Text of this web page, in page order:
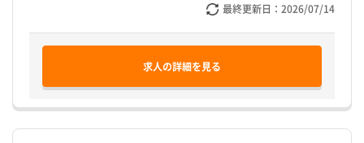
最終更新日： 2026/07/14
求人の詳細を見る